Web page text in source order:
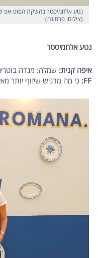
(צילום: פרסונה)
נטע אלחמיסטר
איפה קנית: שמלה: מגדה
FF
: כי מה מדגיש שיזוף יותר